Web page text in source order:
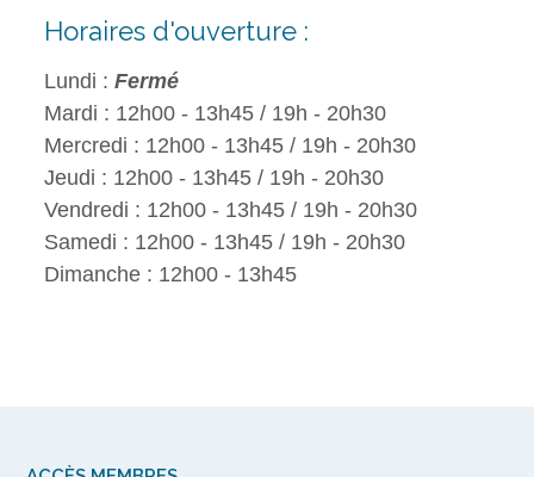
Horaires d'ouverture :
Lundi : Fermé
Mardi : 12h00 - 13h45 / 19h - 20h30
Mercredi : 12h00 - 13h45 / 19h - 20h30
Jeudi : 12h00 - 13h45 / 19h - 20h30
Vendredi : 12h00 - 13h45 / 19h - 20h30
Samedi : 12h00 - 13h45 / 19h - 20h30
Dimanche : 12h00 - 13h45